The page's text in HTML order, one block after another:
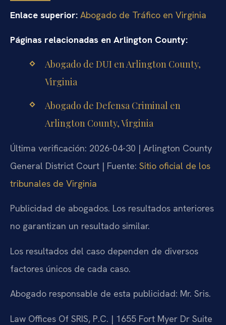
Enlace superior: Abogado de Tráfico en Virginia
Páginas relacionadas en Arlington County:
Abogado de DUI en Arlington County,
Virginia
Abogado de Defensa Criminal en
Arlington County, Virginia
Última verificación: 2026-04-30 | Arlington County
General District Court | Fuente: Sitio oficial de los
tribunales de Virginia
Publicidad de abogados. Los resultados anteriores
no garantizan un resultado similar.
Los resultados del caso dependen de diversos
factores únicos de cada caso.
Abogado responsable de esta publicidad: Mr. Sris.
Law Offices Of SRIS, P.C. | 1655 Fort Myer Dr Suite